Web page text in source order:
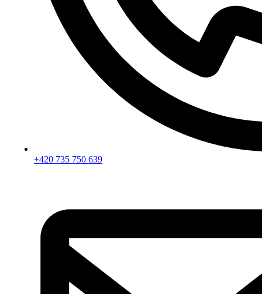
+420 735 750 639